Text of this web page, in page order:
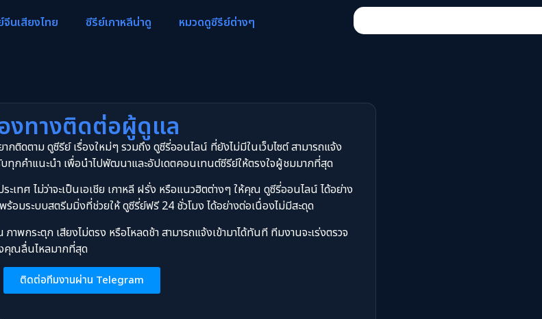
จีนเสียงไทย ซีรีย์เกาหลีน่าดู
หมวดดูซีรีย์ต่างๆ
งทางติดต่อผู้ดูแล
ติดตาม ดูซีรีย์ เรื่องใหม่ๆ รวมถึง ดูซีรี่ออนไลน์ ที่ยังไม่มีในเว็บไซต์ สามารถแจ้ง
บทุกคำแนะนำ เพื่อนำไปพัฒนาและอัปเดตคอนเทนต์ซีรีย์ให้ตรงใจผู้ชมมากที่สุด
เทศ ไม่ว่าจะเป็นเอเชีย เกาหลี ฝรั่ง หรือแนวฮิตต่างๆ ให้คุณ ดูซีรี่ออนไลน์ ได้อย่าง
อมระบบสตรีมมิ่งที่ช่วยให้ ดูซีรี่ย์ฟรี 24 ชั่วโมง ได้อย่างต่อเนื่องไม่มีสะดุด
าพกระตุก เสียงไม่ตรง หรือโหลดช้า สามารถแจ้งเข้ามาได้ทันที ทีมงานจะเร่งตรวจ
งคุณลื่นไหลมากที่สุด
ติดต่อทีมงานผ่าน Telegram